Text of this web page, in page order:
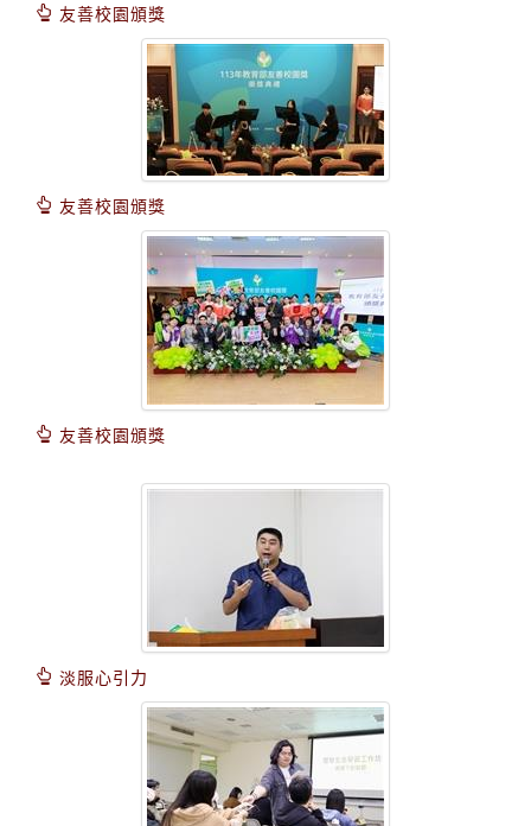
友善校園頒獎
友善校園頒獎
友善校園頒獎
淡服心引力